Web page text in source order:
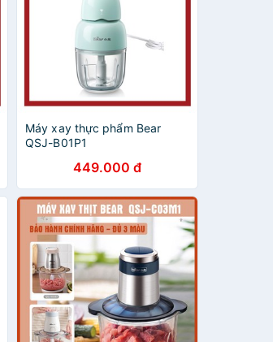
Máy xay thực phẩm Bear
QSJ-B01P1
449.000 đ